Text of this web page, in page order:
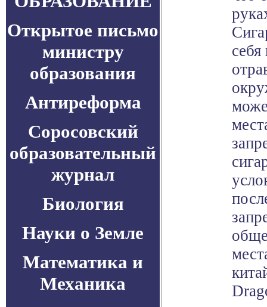
Открытое письмо
министру
образования
Антиреформа
Соросовский
образовательный
журнал
Биология
Науки о Земле
Математика и
Механика